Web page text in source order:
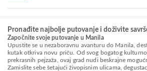
Pronađite najbolje putovanje i doživite
Započnite svoje putovanje u Manila
Upustite se u nezaboravnu avanturu do Manila,
kutak otkriva novu priču. Od svog bogatog
prekrasnih pejzaža, ovaj grad nudi beskrajne
Zamislite sebe šetajući živopisnim ulicama,